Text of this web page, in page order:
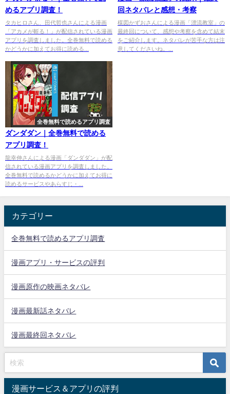
めるアプリ調査！
タカヒロさん、田代哲也さんによる漫画
「アカメが斬る！」が配信されている漫画
アプリを調査しました。全巻無料で読める
かどうかに加えてお得に読める...
回ネタバレと感想・考察
楳図かずおさんによる漫画「漂流教室」の
最終回について、感想や考察を含めて結末
をご紹介します。ネタバレが苦手な方は注
意してくださいね。...
全巻無料で読めるアプリ調査
ダンダダン｜全巻無料で読める
アプリ調査！
龍幸伸さんによる漫画「ダンダダン」が配
信されている漫画アプリを調査しました。
全巻無料で読めるかどうかに加えてお得に
読めるサービスやあらすじ・...
カテゴリー
全巻無料で読めるアプリ調査
漫画アプリ・サービスの評判
漫画原作の映画ネタバレ
漫画最新話ネタバレ
漫画最終回ネタバレ
漫画サービス＆アプリの評判